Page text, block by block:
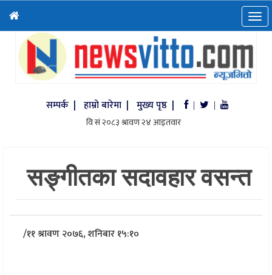
सम्पर्क | हाम्रो बारेमा | मुख्य पृष्ठ | | |
सङ्गीतका सदावहार वसन्त
/११ श्रावण २०७६, शनिबार १५:१०